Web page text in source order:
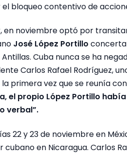
bloqueo contentivo de
en noviembre optó por
José López Portillo
Cuba nunca se ha
Carlos Rafael Rodríguez,
la primera vez que se reunía
el propio López Portillo
verbal”.
22 y 23 de noviembre en
en Nicaragua. Carlos